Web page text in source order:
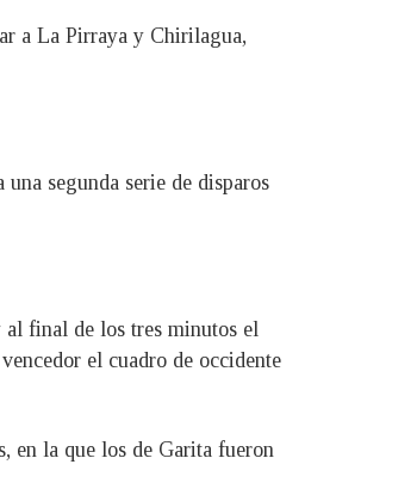
a La Pirraya y Chirilagua,
segunda serie de disparos
al final de los tres minutos el
el cuadro de occidente
en la que los de Garita fueron